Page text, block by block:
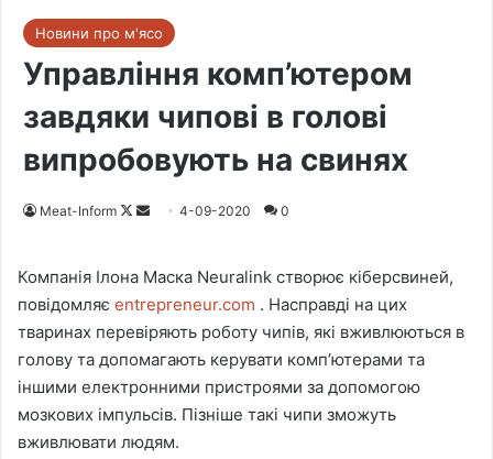
Новини про м'ясо
Управління комп’ютером
завдяки чипові в голові
випробовують на свинях
Meat-Inform
F
w
o
n
X
a
n
e
m
a
i
4-09-2020 0
Компанія Ілона Маска Neuralink створює кіберсвиней,
повідомляє entrepreneur.com . Насправді на цих
тваринах перевіряють роботу чипів, які вживлюються в
голову та допомагають керувати комп’ютерами та
іншими електронними пристроями за допомогою
мозкових імпульсів. Пізніше такі чипи зможуть
вживлювати людям.